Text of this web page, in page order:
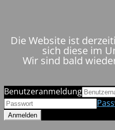
Die Website ist
sich diese im
Wir sind bald
Benutzeranmeldung